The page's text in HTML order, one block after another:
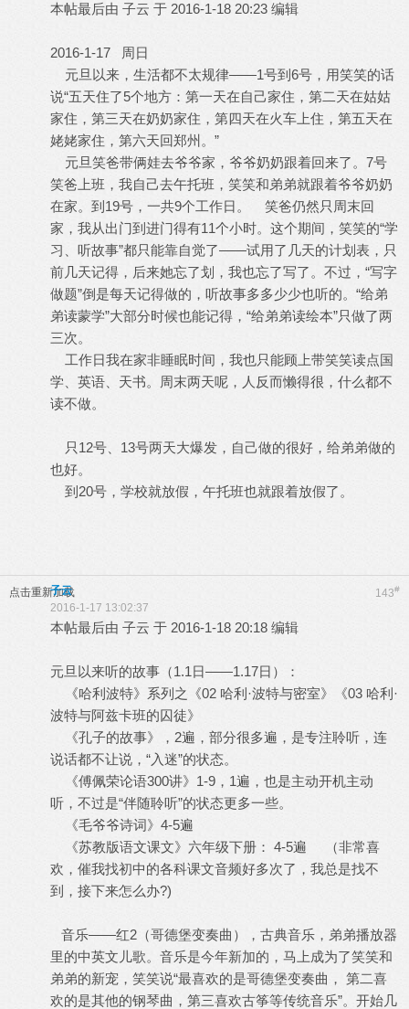
本帖最后由 子云 于 2016-1-18 20:23 编辑
2016-1-17 周日
元旦以来，生活都不太规律——1号到6号，用笑笑的话
说“五天住了5个地方：第一天在自己家住，第二天在姑姑
家住，第三天在奶奶家住，第四天在火车上住，第五天在
姥姥家住，第六天回郑州。”
元旦笑爸带俩娃去爷爷家，爷爷奶奶跟着回来了。7号
笑爸上班，我自己去午托班，笑笑和弟弟就跟着爷爷奶奶
在家。到19号，一共9个工作日。 笑爸仍然只周末回
家，我从出门到进门得有11个小时。这个期间，笑笑的“学
习、听故事”都只能靠自觉了——试用了几天的计划表，只
前几天记得，后来她忘了划，我也忘了写了。不过，“写字
做题”倒是每天记得做的，听故事多多少少也听的。“给弟
弟读蒙学”大部分时候也能记得，“给弟弟读绘本”只做了两
三次。
工作日我在家非睡眠时间，我也只能顾上带笑笑读点国
学、英语、天书。周末两天呢，人反而懒得很，什么都不
读不做。
只12号、13号两天大爆发，自己做的很好，给弟弟做的
也好。
到20号，学校就放假，午托班也就跟着放假了。
点击重新加载 143#
子云
2016-1-17 13:02:37
本帖最后由 子云 于 2016-1-18 20:18 编辑
元旦以来听的故事（1.1日——1.17日）：
《哈利波特》系列之《02 哈利·波特与密室》《03 哈利·
波特与阿兹卡班的囚徒》
《孔子的故事》，2遍，部分很多遍，是专注聆听，连
说话都不让说，“入迷”的状态。
《傅佩荣论语300讲》1-9，1遍，也是主动开机主动
听，不过是“伴随聆听”的状态更多一些。
《毛爷爷诗词》4-5遍
《苏教版语文课文》六年级下册： 4-5遍 （非常喜
欢，催我找初中的各科课文音频好多次了，我总是找不
到，接下来怎么办?)
音乐——红2（哥德堡变奏曲），古典音乐，弟弟播放器
里的中英文儿歌。音乐是今年新加的，马上成为了笑笑和
弟弟的新宠，笑笑说“最喜欢的是哥德堡变奏曲， 第二喜
欢的是其他的钢琴曲，第三喜欢古筝等传统音乐”。开始几